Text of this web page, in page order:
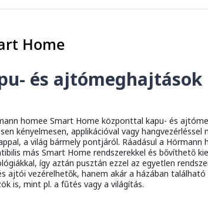
Home
és
homee Smart Home központtal kapu- és
kényelmesen, applikációval vagy
a világ bármely pontjáról. Ráadásul a Hörmann
más Smart Home rendszerekkel és bővíthető
így aztán pusztán ezzel az egyetlen
ajtói vezérelhetők, hanem akár a házában található
is, mint pl. a fűtés vagy a világítás.